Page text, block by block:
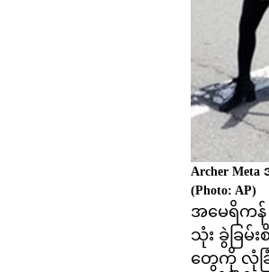
Archer
(Photo: AP)
အမေရိက
သုံး ခွဲခြမ်
တွေကို လုံခ